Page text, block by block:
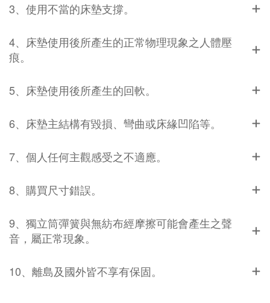
3、使用不當的床墊支撐。
4、床墊使用後所產生的正常物理現象之人體壓
痕。
5、床墊使用後所產生的回軟。
6、床墊主結構有毀損、彎曲或床緣凹陷等。
7、個人任何主觀感受之不適應。
8、購買尺寸錯誤。
9、獨立筒彈簧與無紡布經摩擦可能會產生之聲
音，屬正常現象。
10、離島及國外皆不享有保固。